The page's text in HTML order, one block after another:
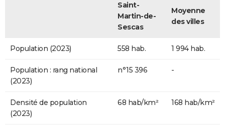
Saint-
Martin-de-
Sescas
Moyenne
des villes
Population (2023) 558 hab. 1 994 hab.
Population : rang national
(2023)
n°15 396 -
Densité de population
(2023)
68 hab/km² 168 hab/km²